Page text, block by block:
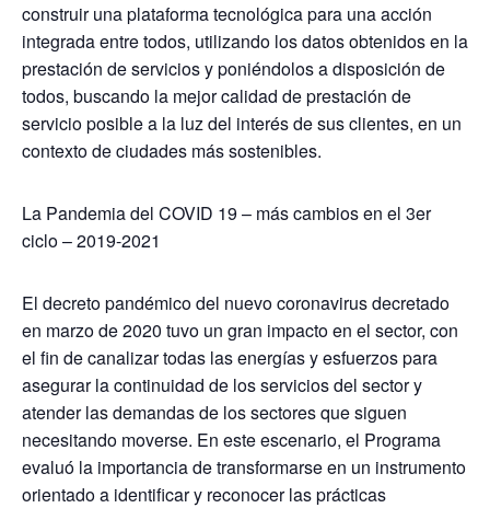
construir una plataforma tecnológica para una acción
integrada entre todos, utilizando los datos obtenidos en la
prestación de servicios y poniéndolos a disposición de
todos, buscando la mejor calidad de prestación de
servicio posible a la luz del interés de sus clientes, en un
contexto de ciudades más sostenibles.
La Pandemia del COVID 19 – más cambios en el 3er
ciclo – 2019-2021
El decreto pandémico del nuevo coronavirus decretado
en marzo de 2020 tuvo un gran impacto en el sector, con
el fin de canalizar todas las energías y esfuerzos para
asegurar la continuidad de los servicios del sector y
atender las demandas de los sectores que siguen
necesitando moverse. En este escenario, el Programa
evaluó la importancia de transformarse en un instrumento
orientado a identificar y reconocer las prácticas